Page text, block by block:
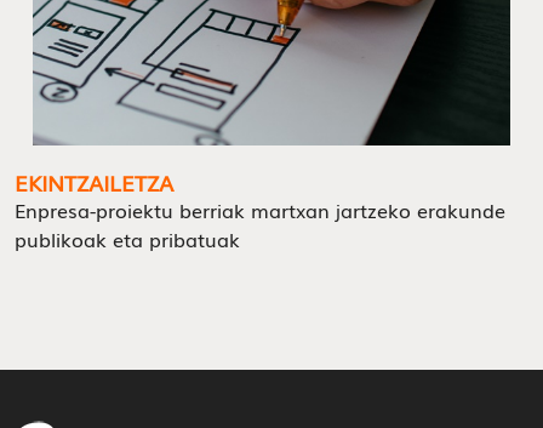
EKINTZAILETZA
Enpresa-proiektu berriak martxan jartzeko erakunde
publikoak eta pribatuak